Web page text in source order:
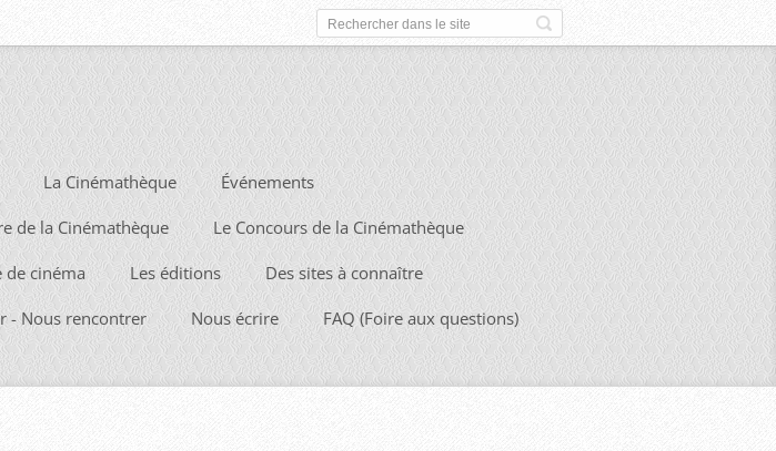
La Cinémathèque Événements
de la Cinémathèque Le Concours de la Cinémathèque
de cinéma Les éditions Des sites à connaître
- Nous rencontrer Nous écrire FAQ (Foire aux questions)